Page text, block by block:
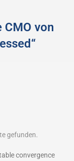
CMO von
gefunden.
convergence